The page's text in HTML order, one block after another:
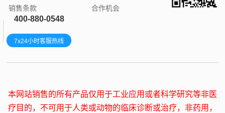
销售条款
合作机会
400-880-0548
7x24小时客服热线
本网站销售的所有产品仅用于工业应用或者科学研究等非医
疗目的，不可用于人类或动物的临床诊断或治疗，非药用，